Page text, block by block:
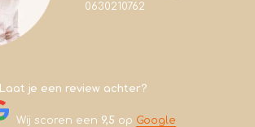
0630210762
Laat je een review achter?
Wij scoren een 9,5 op Google